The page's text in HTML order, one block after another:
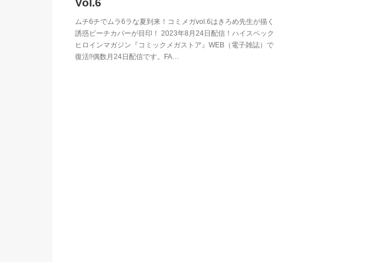
Vol.6
ムチ6チでムラ6ラな夏到来！コミメガvol.6はきろめ先生が描く
誘惑ビーチカバーが目印！ 2023年8月24日配信！ハイスペック
ヒロインマガジン『コミックメガストア』WEB（電子雑誌）で
復活!!偶数月24日配信です。FA…